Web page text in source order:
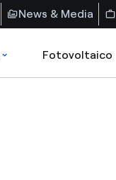
News & Media
Fotovoltaico